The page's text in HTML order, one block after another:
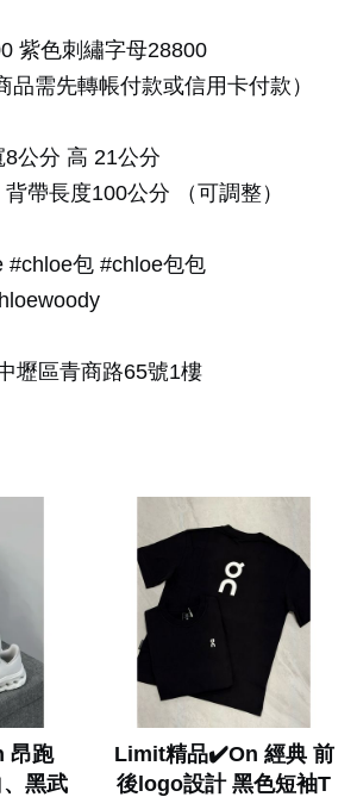
紫色刺繡字母28800
品需先轉帳付款或信用卡付款）
公分 高 21公分
帶長度100公分 （可調整）
#chloe包 #chloe包包
壢區青商路65號1樓
昂跑
黑武
Limit精品✔️On 經典 前
後logo設計 黑色短袖T